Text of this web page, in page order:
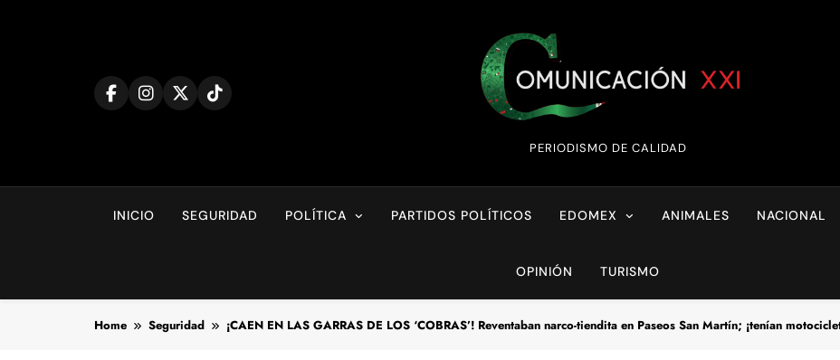
Comunicación XXI
PERIODISMO DE CALIDAD
INICIO SEGURIDAD POLÍTICA PARTIDOS POLÍTICOS EDOMEX ANIMALES NACIONAL
OPINIÓN TURISMO
Home Seguridad ¡CAEN EN LAS GARRAS DE LOS ‘COBRAS’! Reventaban narco-tiendita en Paseos San Martín; ¡tenían